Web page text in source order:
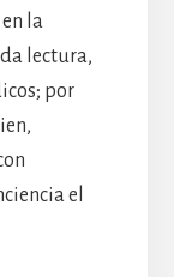
la
lectura,
por
el